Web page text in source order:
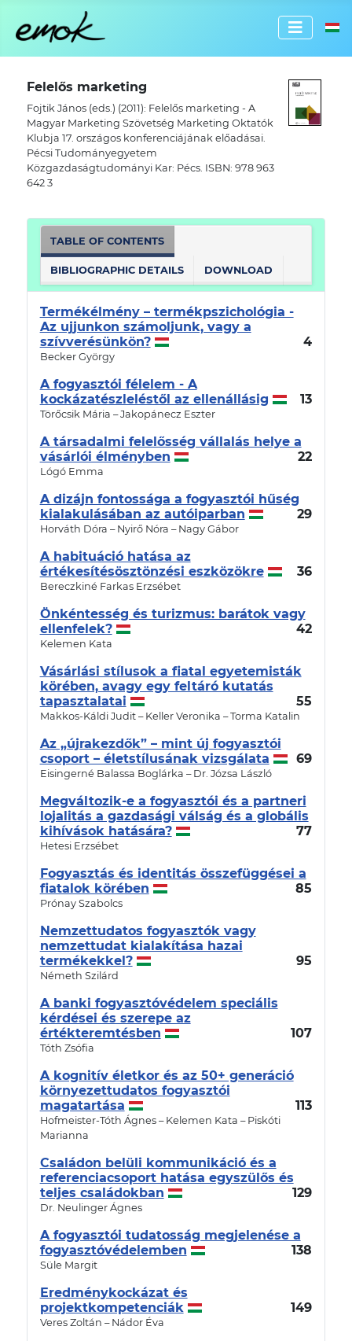
Select
Felelős marketing
Fojtik János (eds.) (2011): Felelős marketing - A
Magyar Marketing Szövetség Marketing Oktatók
Klubja 17. országos konferenciájának előadásai.
Pécsi Tudományegyetem
Közgazdaságtudományi Kar: Pécs. ISBN: 978 963
642 3
TABLE OF CONTENTS
BIBLIOGRAPHIC DETAILS DOWNLOAD
Termékélmény – termékpszichológia -
Az ujjunkon számoljunk, vagy a
szívverésünkön?
4
Becker György
A fogyasztói félelem - A
kockázatészleléstől az ellenállásig
13
Törőcsik Mária – Jakopánecz Eszter
A társadalmi felelősség vállalás helye a
vásárlói élményben
22
Lógó Emma
A dizájn fontossága a fogyasztói hűség
kialakulásában az autóiparban
29
Horváth Dóra – Nyirő Nóra – Nagy Gábor
A habituáció hatása az
értékesítésösztönzési eszközökre
36
Bereczkiné Farkas Erzsébet
Önkéntesség és turizmus: barátok vagy
ellenfelek?
42
Kelemen Kata
Vásárlási stílusok a fiatal egyetemisták
körében, avagy egy feltáró kutatás
tapasztalatai
55
Makkos-Káldi Judit – Keller Veronika – Torma Katalin
Az „újrakezdők” – mint új fogyasztói
csoport – életstílusának vizsgálata
69
Eisingerné Balassa Boglárka – Dr. Józsa László
Megváltozik-e a fogyasztói és a partneri
lojalitás a gazdasági válság és a globális
kihívások hatására?
77
Hetesi Erzsébet
Fogyasztás és identitás összefüggései a
fiatalok körében
85
Prónay Szabolcs
Nemzettudatos fogyasztók vagy
nemzettudat kialakítása hazai
termékekkel?
95
Németh Szilárd
A banki fogyasztóvédelem speciális
kérdései és szerepe az
értékteremtésben
107
Tóth Zsófia
A kognitív életkor és az 50+ generáció
környezettudatos fogyasztói
magatartása
113
Hofmeister-Tóth Ágnes – Kelemen Kata – Piskóti
Marianna
Családon belüli kommunikáció és a
referenciacsoport hatása egyszülős és
teljes családokban
129
Dr. Neulinger Ágnes
A fogyasztói tudatosság megjelenése a
fogyasztóvédelemben
138
Süle Margit
Eredménykockázat és
projektkompetenciák
149
Veres Zoltán – Nádor Éva